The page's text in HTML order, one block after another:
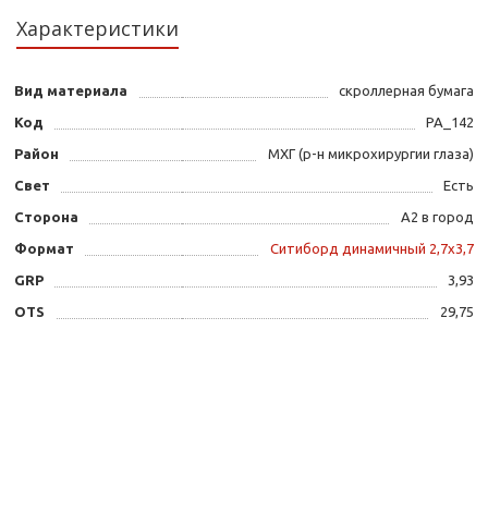
Характеристики
Вид материала скроллерная бумага
Код PA_142
Район МХГ (р-н микрохирургии глаза)
Свет Есть
Сторона А2 в город
Формат Ситиборд динамичный 2,7х3,7
GRP 3,93
OTS 29,75